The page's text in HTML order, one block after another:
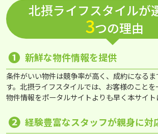
北摂ライフスタイルが
3つの理由
❶ 新鮮な物件情報を提供
条件がいい物件は競争率が高く、成約になる
す。北摂ライフスタイルでは、お客様のこと
物件情報をポータルサイトよりも早く本サイト
❷ 経験豊富なスタッフが親身に対